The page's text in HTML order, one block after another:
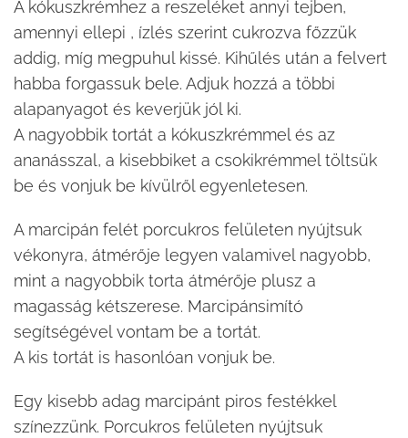
A kókuszkrémhez a reszeléket annyi tejben,
amennyi ellepi , ízlés szerint cukrozva főzzük
addig, míg megpuhul kissé. Kihűlés után a felvert
habba forgassuk bele. Adjuk hozzá a többi
alapanyagot és keverjük jól ki.
A nagyobbik tortát a kókuszkrémmel és az
ananásszal, a kisebbiket a csokikrémmel töltsük
be és vonjuk be kívülről egyenletesen.
A marcipán felét porcukros felületen nyújtsuk
vékonyra, átmérője legyen valamivel nagyobb,
mint a nagyobbik torta átmérője plusz a
magasság kétszerese. Marcipánsimító
segítségével vontam be a tortát.
A kis tortát is hasonlóan vonjuk be.
Egy kisebb adag marcipánt piros festékkel
színezzünk. Porcukros felületen nyújtsuk